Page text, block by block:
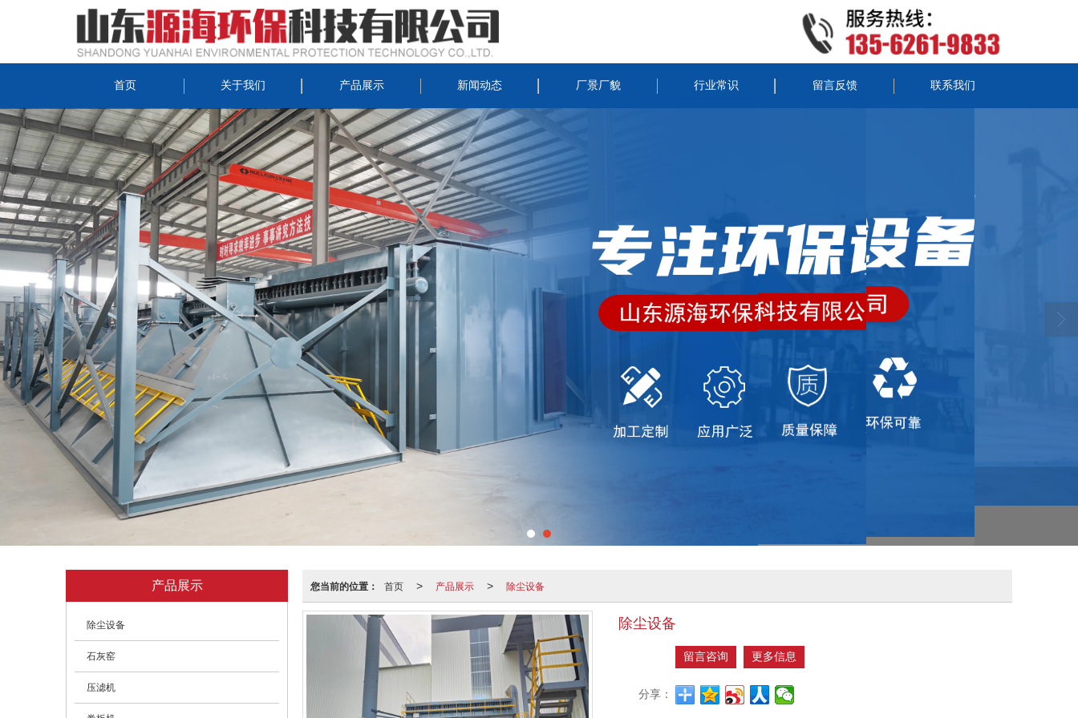
首页 关于我们 产品展示 新闻动态 厂景厂貌 行业常识 留言反馈 联系我们
您当前的位置： 首页 > 产品展示 > 除尘设备
除尘设备
留言咨询 更多信息
分享：
产品展示
除尘设备
石灰窑
压滤机